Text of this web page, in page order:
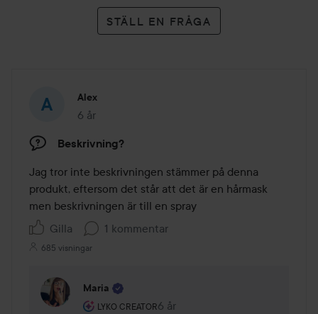
STÄLL EN FRÅGA
Alex
6 år
Inlägget skapades 6 år
Beskrivning?
Jag tror inte beskrivningen stämmer på denna
produkt, eftersom det står att det är en hårmask
men beskrivningen är till en spray
Gilla
1 kommentar
685 visningar
Maria
LYKO CREATOR
Användarens roll: Lyko Creator.
6 år
Kommentaren lades 6 år